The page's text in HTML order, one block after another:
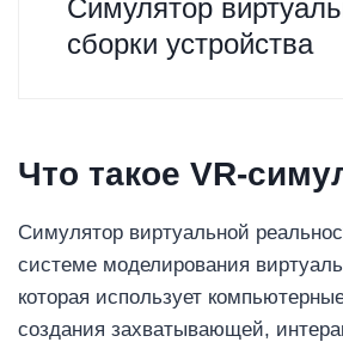
Симулятор
сборки устройства
Что такое VR-
Симулятор виртуальной
системе моделирования
которая использует
создания захватывающей,